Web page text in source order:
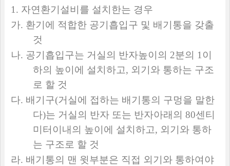
1. 자연환기설비를 설치한는 경우
가. 환기에 적합한 공기흡입구 및 배기통을 갖출
것
나. 공기흡입구는 거실의 반자높이의 2분의 1 이
하의 높이에 설치하고, 외기와 통하는 구조
로 할 것
다. 배기구(거실에 접하는 배기통의 구멍을 말한
다)는 거실의 반자 또는 반자아래의80센티
미터이내의 높이에 설치하고, 외기와 통하
는 구조로 할 것
라. 배기통의 맨 윗부분은 직접 외기와 통하여야